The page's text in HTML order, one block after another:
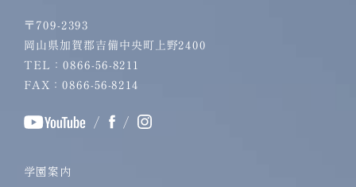
〒709-2393
岡山県加賀郡吉備中央町上野2400
TEL：0866-56-8211
FAX：0866-56-8214
/ /
学園案内